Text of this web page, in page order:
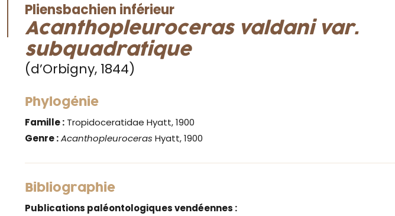
Pliensbachien inférieur
Acanthopleuroceras valdani var.
subquadratique
(d’Orbigny, 1844)
Phylogénie
Famille : Tropidoceratidae Hyatt, 1900
Genre :Acanthopleuroceras Hyatt, 1900
Bibliographie
Publications paléontologiques vendéennes :